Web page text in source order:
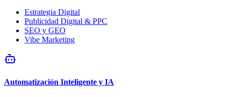
Estrategia Digital
Publicidad Digital & PPC
SEO y GEO
Vibe Marketing
Automatización Inteligente y IA